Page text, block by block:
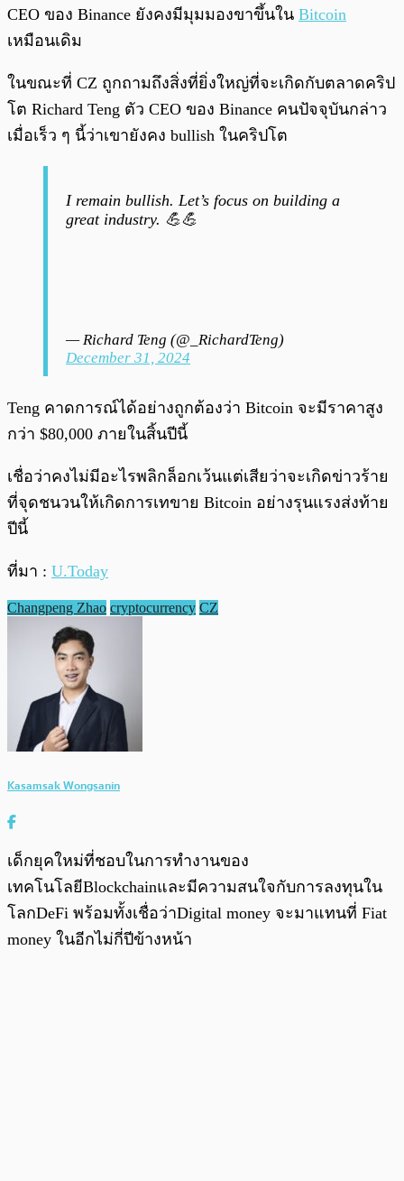
CEO ของ Binance ยังคงมีมุมมองขาขึ้นใน Bitcoin
เหมือนเดิม
ในขณะที่ CZ ถูกถามถึงสิ่งที่ยิ่งใหญ่ที่จะเกิดกับตลาดคริป
โต Richard Teng ตัว CEO ของ Binance คนปัจจุบันกล่าว
เมื่อเร็ว ๆ นี้ว่าเขายังคง bullish ในคริปโต
I remain bullish. Let’s focus on building a
great industry. 💪💪
— Richard Teng (@_RichardTeng)
December 31, 2024
Teng คาดการณ์ได้อย่างถูกต้องว่า Bitcoin จะมีราคาสูง
กว่า $80,000 ภายในสิ้นปีนี้
เชื่อว่าคงไม่มีอะไรพลิกล็อกเว้นแต่เสียว่าจะเกิดข่าวร้าย
ที่จุดชนวนให้เกิดการเทขาย Bitcoin อย่างรุนแรงส่งท้าย
ปีนี้
ที่มา : U.Today
Changpeng Zhao cryptocurrency CZ
Kasamsak Wongsanin
เด็กยุคใหม่ที่ชอบในการทำงานของ
เทคโนโลยีBlockchainและมีความสนใจกับการลงทุนใน
โลกDeFi พร้อมทั้งเชื่อว่าDigital money จะมาแทนที่ Fiat
money ในอีกไม่กี่ปีข้างหน้า